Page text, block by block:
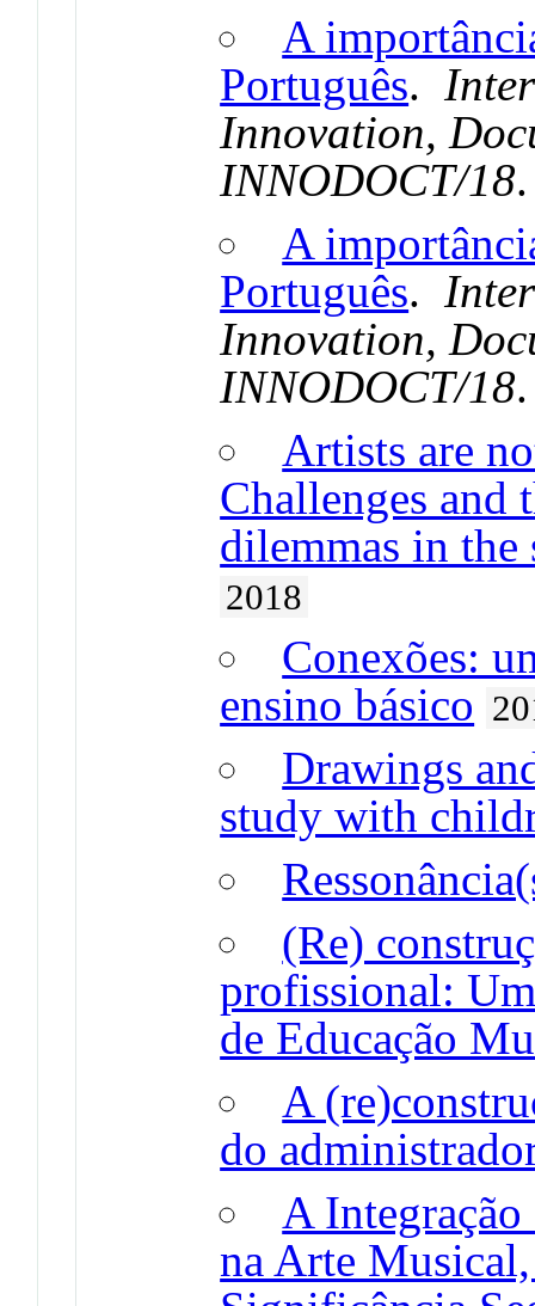
A
Português.
Innovation,
INNODOCT/18
A
Português.
Innovation,
INNODOCT/18
Artists are
Challenges and
dilemmas in
2018
Conexões:
ensino básico
Drawings
study with
(Re)
profissional:
de Educação
A
do
A
na Arte